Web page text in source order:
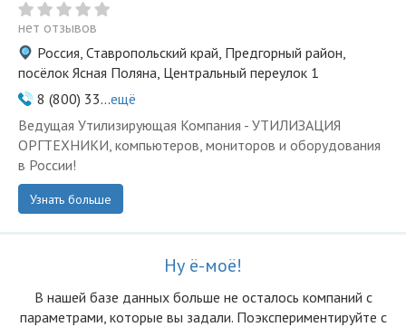
нет отзывов
Россия, Ставропольский край, Предгорный район,
посёлок Ясная Поляна, Центральный переулок 1
8 (800) 33...ещё
Ведущая Утилизирующая Компания - УТИЛИЗАЦИЯ
ОРГТЕХНИКИ, компьютеров, мониторов и оборудования
в России!
Узнать больше
Ну ё-моё!
В нашей базе данных больше не осталоcь компаний с
параметрами, которые вы задали. Поэкспериментируйте с